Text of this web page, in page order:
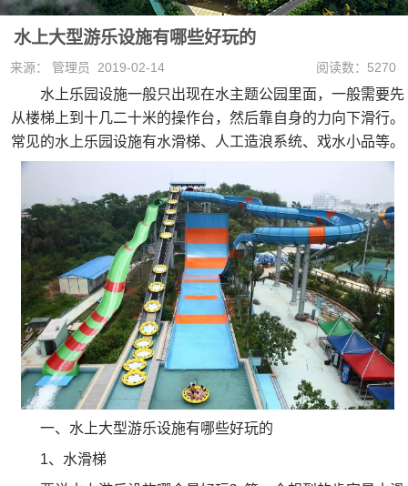
水上大型游乐设施有哪些好玩的
来源： 管理员 2019-02-14 阅读数：5270
水上乐园设施一般只出现在水主题公园里面，一般需要先
从楼梯上到十几二十米的操作台，然后靠自身的力向下滑行。
常见的水上乐园设施有水滑梯、人工造浪系统、戏水小品等。
一、水上大型游乐设施有哪些好玩的
1、水滑梯